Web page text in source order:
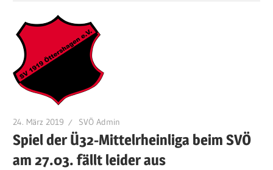
24. März 2019 SVÖ Admin
Spiel der Ü32-Mittelrheinliga beim SVÖ
am 27.03. fällt leider aus